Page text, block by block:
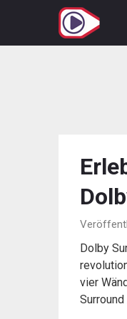
springen
Dolby
vier